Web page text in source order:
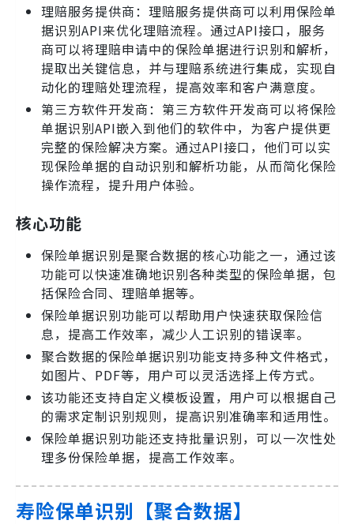
理赔服务提供商：理赔服务提供商可以利用保险单
据识别API来优化理赔流程。通过API接口，服务
商可以将理赔申请中的保险单据进行识别和解析，
提取出关键信息，并与理赔系统进行集成，实现自
动化的理赔处理流程，提高效率和客户满意度。
第三方软件开发商：第三方软件开发商可以将保险
单据识别API嵌入到他们的软件中，为客户提供更
完整的保险解决方案。通过API接口，他们可以实
现保险单据的自动识别和解析功能，从而简化保险
操作流程，提升用户体验。
核心功能
保险单据识别是聚合数据的核心功能之一，通过该
功能可以快速准确地识别各种类型的保险单据，包
括保险合同、理赔单据等。
保险单据识别功能可以帮助用户快速获取保险信
息，提高工作效率，减少人工识别的错误率。
聚合数据的保险单据识别功能支持多种文件格式，
如图片、PDF等，用户可以灵活选择上传方式。
该功能还支持自定义模板设置，用户可以根据自己
的需求定制识别规则，提高识别准确率和适用性。
保险单据识别功能还支持批量识别，可以一次性处
理多份保险单据，提高工作效率。
寿险保单识别【聚合数据】